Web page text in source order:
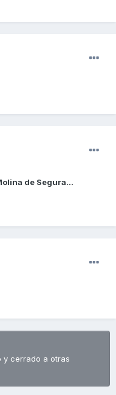
de Segura...
y cerrado a otras